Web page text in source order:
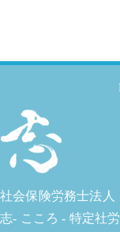
社会保険労務士法人
志- こころ - 特定社